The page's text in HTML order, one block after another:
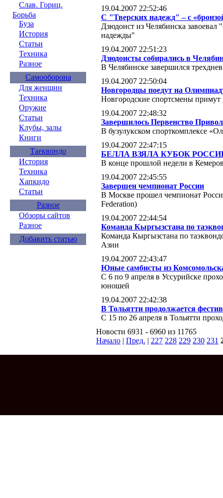
Слав. Гориц.
Борьба
Буза
История
Статьи
Техника
Разное
Самооборона
Для женщин
Техника
Оружие
Статьи
Клубы, залы
Книги
Таеквондо
История
Техника
Хапкидо
Статьи
Разное
Обзоры сайтов
Разное
Добавить статью
19.04.2007 22:52:46
С "Тверских надежд" – с
Дзюдоист из Челябинска
надежды"
19.04.2007 22:51:23
Дзюдоисты собирались в
В Челябинске завершился
19.04.2007 22:50:04
Новгородцы поедут на
Новгородские спортсмены
19.04.2007 22:48:32
Завершилось Первенство
В бузулукском спорткомплексе
19.04.2007 22:47:15
БЕЛЛА ВЗЯЛА КУБОК
В конце прошлой недели в
19.04.2007 22:45:55
Завершен чемпионат России
В Москве прошел чемпионат
Federation)
19.04.2007 22:44:54
Команда Кыргызстана по
Команда Кыргызстана по
Азии
19.04.2007 22:43:47
Юные самбисты из
С 6 по 9 апреля в Уссурийске
юношей
19.04.2007 22:42:38
В Тольятти продолжается
С 15 по 26 апреля в Тольятти
Новости 6931 - 6960 из 11765
Начало | Пред. | 227 228 229 230 231